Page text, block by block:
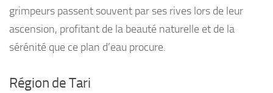
grimpeurs passent souvent par ses rives lors de leur
ascension, profitant de la beauté naturelle et de la
sérénité que ce plan d’eau procure.
Région de Tari